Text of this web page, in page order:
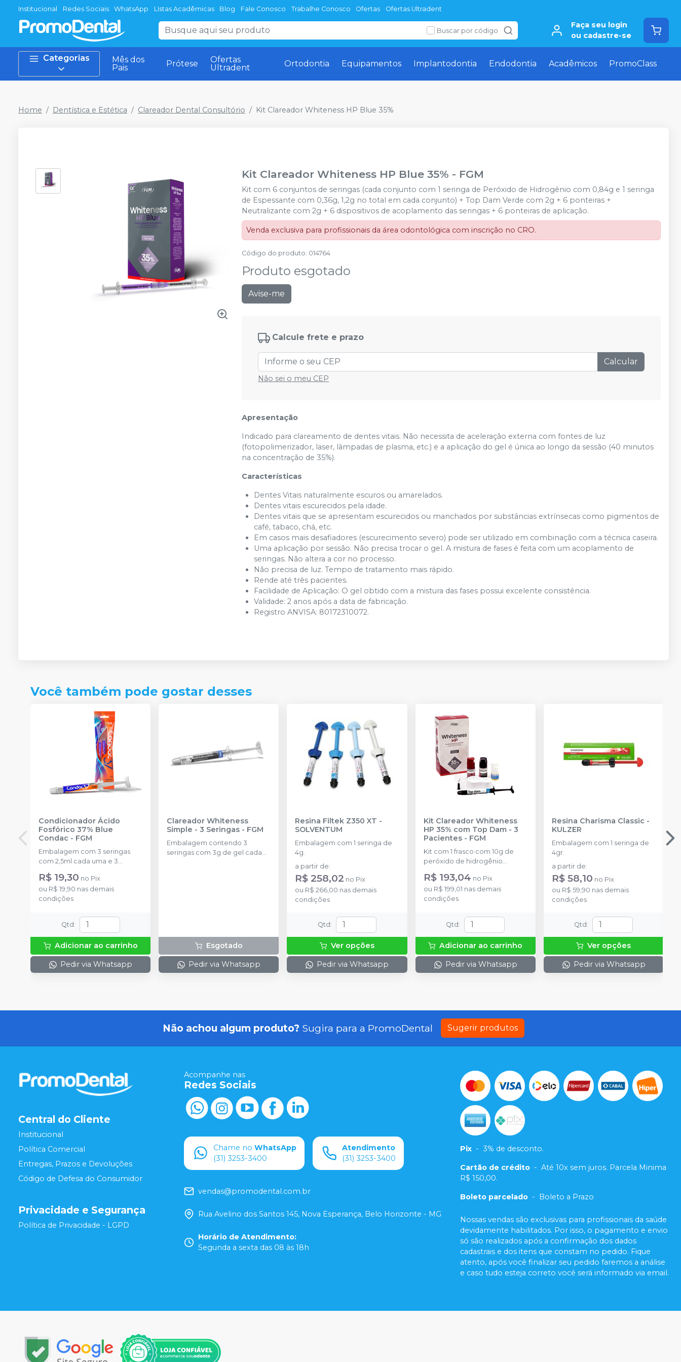
Institucional Redes Sociais WhatsApp LIstas Acadêmicas Blog Fale Conosco Trabalhe Conosco Ofertas Ofertas Ultradent
Buscar por código
Faça seu login
ou cadastre-se
Categorias
Mês dos
Pais
Prótese
Ofertas
Ultradent
Ortodontia Equipamentos Implantodontia Endodontia Acadêmicos PromoClass
Home Dentística e Estética Clareador Dental Consultório Kit Clareador Whiteness HP Blue 35%
Kit Clareador Whiteness HP Blue 35% - FGM
Kit com 6 conjuntos de seringas (cada conjunto com 1 seringa de Peróxido de Hidrogênio com 0,84g e 1 seringa
de Espessante com 0,36g, 1,2g no total em cada conjunto) + Top Dam Verde com 2g + 6 ponteiras +
Neutralizante com 2g + 6 dispositivos de acoplamento das seringas + 6 ponteiras de aplicação.
Venda exclusiva para profissionais da área odontológica com inscrição no CRO.
Código do produto: 014764
Produto esgotado
Avise-me
Calcule frete e prazo
Calcular
Não sei o meu CEP
Apresentação
Indicado para clareamento de dentes vitais. Não necessita de aceleração externa com fontes de luz
(fotopolimerizador, laser, lâmpadas de plasma, etc.) e a aplicação do gel é única ao longo da sessão (40 minutos
na concentração de 35%).
Características
Dentes Vitais naturalmente escuros ou amarelados.
Dentes vitais escurecidos pela idade.
Dentes vitais que se apresentam escurecidos ou manchados por substâncias extrínsecas como pigmentos de
café, tabaco, chá, etc.
Em casos mais desafiadores (escurecimento severo) pode ser utilizado em combinação com a técnica caseira.
Uma aplicação por sessão. Não precisa trocar o gel. A mistura de fases é feita com um acoplamento de
seringas. Não altera a cor no processo.
Não precisa de luz. Tempo de tratamento mais rápido.
Rende até três pacientes.
Facilidade de Aplicação: O gel obtido com a mistura das fases possui excelente consistência.
Validade: 2 anos após a data de fabricação.
Registro ANVISA: 80172310072.
Você também pode gostar desses
Condicionador Ácido
Fosfórico 37% Blue
Condac - FGM
Embalagem com 3 seringas
com 2,5ml cada uma e 3
R$ 19,30 no Pix
ou R$ 19,90 nas demais
condições
Qtd :
Adicionar ao carrinho
Pedir via Whatsapp
Clareador Whiteness
Simple - 3 Seringas - FGM
Embalagem contendo 3
seringas com 3g de gel cada
Esgotado
Pedir via Whatsapp
Resina Filtek Z350 XT -
SOLVENTUM
Embalagem com 1 seringa de
4g.
a partir de:
R$ 258,02 no Pix
ou R$ 266,00 nas demais
condições
Qtd :
Ver opções
Pedir via Whatsapp
Kit Clareador Whiteness
HP 35% com Top Dam - 3
Pacientes- FGM
Kit com 1 frasco com 10g de
peróxido de hidrogênio
de espessante + 1 frasco com
2g de solução Neutralize
(neutralizante de peróxidos) + 1
preparo do gel e 1 Top Dam
com 2g.
R$ 193,04 no Pix
ou R$ 199,01 nas demais
condições
Qtd :
Adicionar ao carrinho
Pedir via Whatsapp
Resina Charisma Classic-
KULZER
Embalagem com 1 seringa de
4gr.
a partir de:
R$ 58,10 no Pix
ou R$ 59,90 nas demais
condições
Qtd :
Ver opções
Pedir via Whatsapp
Não achou algum produto? Sugira para a PromoDental Sugerir produtos
Central do Cliente
Institucional
Política Comercial
Entregas, Prazos e Devoluções
Código de Defesa do Consumidor
Privacidade e Segurança
Política de Privacidade - LGPD
Acompanhe nas
Redes Sociais
Chame no WhatsApp
(31) 3253-3400
Atendimento
(31) 3253-3400
vendas@promodental.com.br
Rua Avelino dos Santos 145, Nova Esperança, Belo Horizonte - MG
Horário de Atendimento:
Segunda a sexta das 08 às 18h
Pix - 3% de desconto.
Cartão de crédito - Até 10x sem juros. Parcela Minima
R$ 150,00.
Boleto parcelado - Boleto a Prazo
Nossas vendas são exclusivas para profissionais da saúde
devidamente habilitados. Por isso, o pagamento e envio
só são realizados após a confirmação dos dados
cadastrais e dos itens que constam no pedido. Fique
atento, após você finalizar seu pedido faremos a análise
e caso tudo esteja correto você será informado via email.